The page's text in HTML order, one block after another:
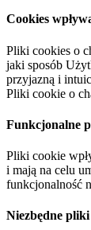
Cookies
Pliki cookies o
jaki sposób
przyjazną i
Pliki cookie o
Funkcjonalne
Pliki cookie
i mają na celu
funkcjonalność
Niezbędne pliki